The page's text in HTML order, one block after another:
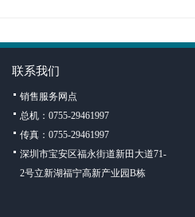
联系我们
销售服务网点
总机：0755-29461997
传真：0755-29461997
深圳市宝安区福永街道新田大道71-
2号立新湖福宁高新产业园B栋